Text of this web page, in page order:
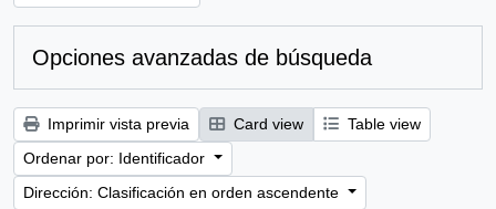
Opciones avanzadas de búsqueda
Imprimir vista previa Card view
Table view
Ordenar por: Identificador
Dirección: Clasificación en orden ascendente